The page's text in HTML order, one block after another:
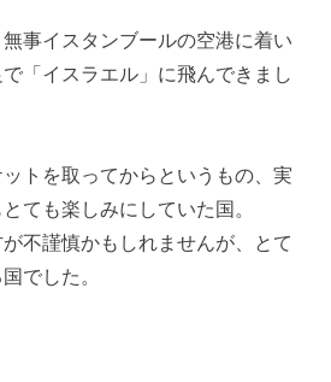
事イスタンブールの空港に着い
「イスラエル」に飛んできまし
トを取ってからというもの、実
ても楽しみにしていた国。
不謹慎かもしれませんが、とて
でした。